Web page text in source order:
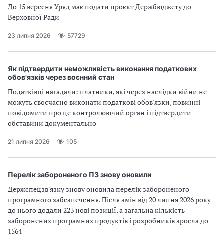
До 15 вересня Уряд має подати проєкт Держбюджету до
Верховної Ради
23 липня 2026 57729
Як підтвердити неможливість виконання податкових
обов'язків через воєнний стан
Податківці нагадали: платники, які через наслідки війни не
можуть своєчасно виконати податкові обов'язки, повинні
повідомити про це контролюючий орган і підтвердити
обставини документально
21 липня 2026 105
Перелік забороненого ПЗ знову оновили
Держспецзв'язку знову оновила перелік забороненого
програмного забезпечення. Після змін від 20 липня 2026 року
до нього додали 223 нові позиції, а загальна кількість
заборонених програмних продуктів і розробників зросла до
1564